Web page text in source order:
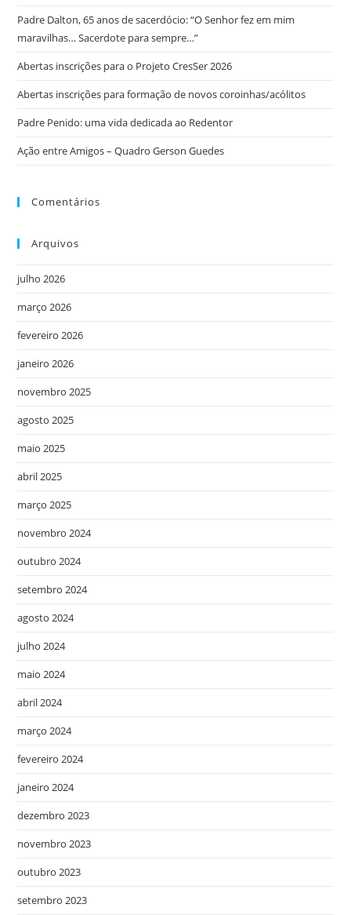
Padre Dalton, 65 anos de sacerdócio: “O Senhor fez em mim
maravilhas… Sacerdote para sempre…”
Abertas inscrições para o Projeto CresSer 2026
Abertas inscrições para formação de novos coroinhas/acólitos
Padre Penido: uma vida dedicada ao Redentor
Ação entre Amigos – Quadro Gerson Guedes
Comentários
Arquivos
julho 2026
março 2026
fevereiro 2026
janeiro 2026
novembro 2025
agosto 2025
maio 2025
abril 2025
março 2025
novembro 2024
outubro 2024
setembro 2024
agosto 2024
julho 2024
maio 2024
abril 2024
março 2024
fevereiro 2024
janeiro 2024
dezembro 2023
novembro 2023
outubro 2023
setembro 2023